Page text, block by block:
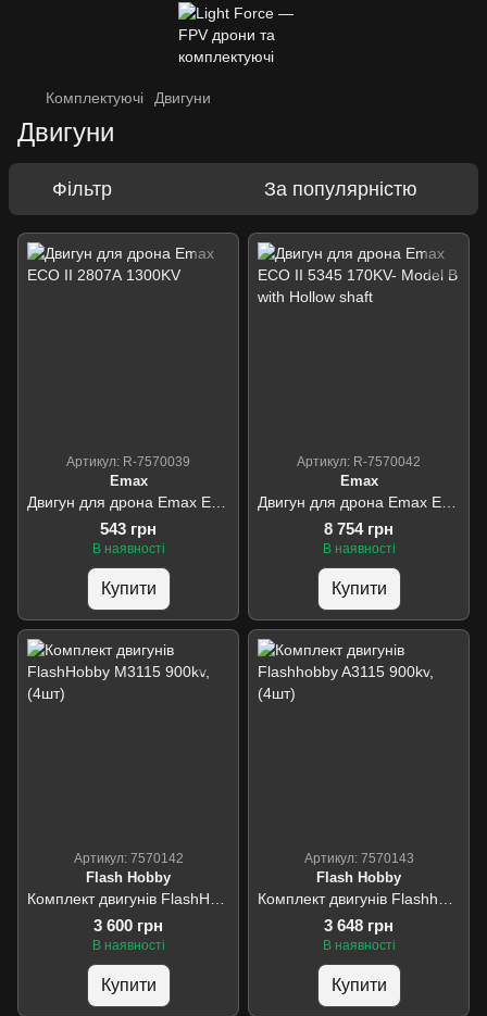
Комплектуючі Двигуни
Двигуни
Фільтр За популярністю
Артикул: R-7570039
Emax
543 грн
В наявності
Купити
Артикул: R-7570042
Emax
8 754 грн
В наявності
Купити
Артикул: 7570142
Flash Hobby
3 600 грн
В наявності
Купити
Артикул: 7570143
Flash Hobby
3 648 грн
В наявності
Купити